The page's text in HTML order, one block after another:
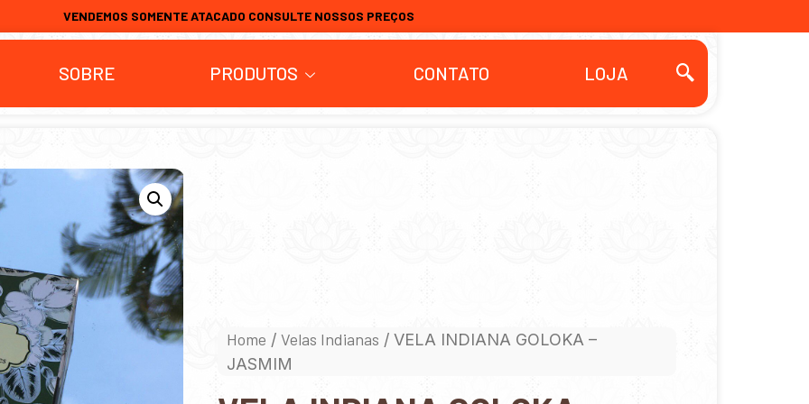
VENDEMOS SOMENTE ATACADO CONSULTE NOSSOS PREÇOS
SOBRE PRODUTOS CONTATO LOJA
Home /Velas Indianas / VELA INDIANA GOLOKA –
JASMIM